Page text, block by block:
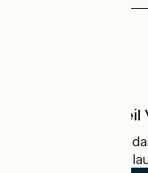
Was ist Accueil
Accueil Vélo ist
Radfahrer im